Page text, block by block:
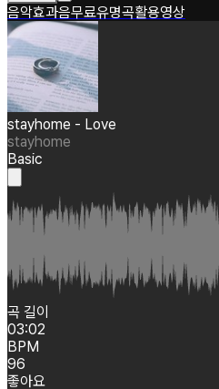
음악효과음무료유명곡활용영상
stayhome - Love
stayhome
Basic
곡 길이
03:02
BPM
96
좋아요